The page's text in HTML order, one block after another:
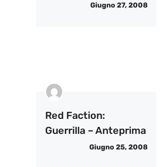
Giugno 27, 2008
Red Faction:
Guerrilla – Anteprima
Giugno 25, 2008